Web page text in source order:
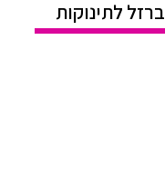
ברזל לתינוקות